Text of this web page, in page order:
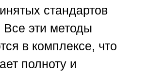
стандартов
Все эти методы
в комплексе, что
полноту и